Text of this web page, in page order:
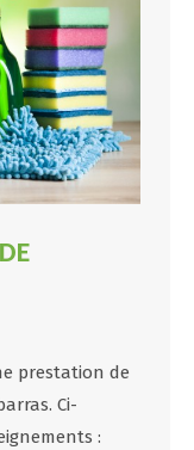
prestation de
Ci-
: